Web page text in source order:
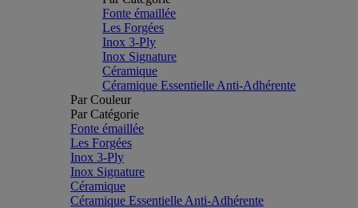
Fonte émaillée
Les Forgées
Inox 3-Ply
Inox Signature
Céramique
Céramique Essentielle Anti-Adhérente
Par Couleur
Par Catégorie
Fonte émaillée
Les Forgées
Inox 3-Ply
Inox Signature
Céramique
Céramique Essentielle Anti-Adhérente